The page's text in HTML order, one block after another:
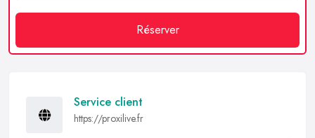
Réserver
Service client
https://proxilive.fr